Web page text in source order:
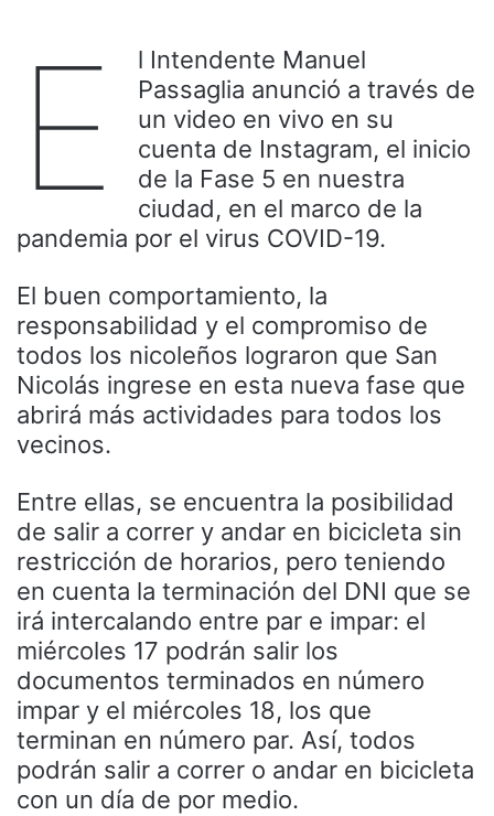
E
l Intendente Manuel
Passaglia anunció a través de
un video en vivo en su
cuenta de Instagram, el inicio
de la Fase 5 en nuestra
ciudad, en el marco de la
pandemia por el virus COVID-19.
El buen comportamiento, la
responsabilidad y el compromiso de
todos los nicoleños lograron que San
Nicolás ingrese en esta nueva fase que
abrirá más actividades para todos los
vecinos.
Entre ellas, se encuentra la posibilidad
de salir a correr y andar en bicicleta sin
restricción de horarios, pero teniendo
en cuenta la terminación del DNI que se
irá intercalando entre par e impar: el
miércoles 17 podrán salir los
documentos terminados en número
impar y el miércoles 18, los que
terminan en número par. Así, todos
podrán salir a correr o andar en bicicleta
con un día de por medio.